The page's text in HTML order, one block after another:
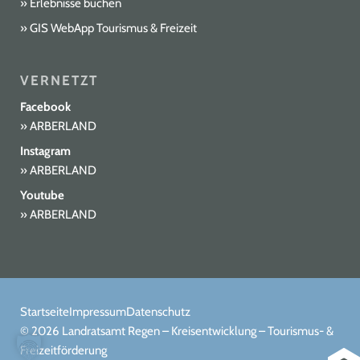
Region am Aufichtenwaldsteg bei Spiegelau, in
alten Urwäldern auf dem Naturerlebnispfad
GIS WebApp Tourismus & Freizeit
VERNETZT
Facebook
ARBERLAND
Instagram
ARBERLAND
Youtube
ARBERLAND
StartseiteImpressumDatenschutz
© 2026 Landratsamt Regen – Kreisentwicklung – Tourismus- &
Freizeitförderung